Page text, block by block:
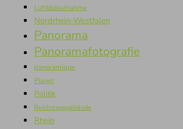
Luftbildaufnahme
Nordrhein-Westfalen
Panorama
Panoramafotografie
panoramique
Planet
Politik
Reichstagsgebäude
Rhein